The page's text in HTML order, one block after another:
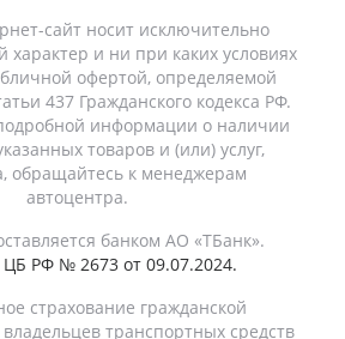
сайт носит исключительно
и ни при каких условиях
офертой, определяемой
437 Гражданского кодекса РФ.
информации о наличии
товаров и (или) услуг,
обращайтесь к менеджерам
автоцентра.
банком АО «ТБанк».
РФ № 2673 от 09.07.2024.
страхование гражданской
владельцев транспортных средств